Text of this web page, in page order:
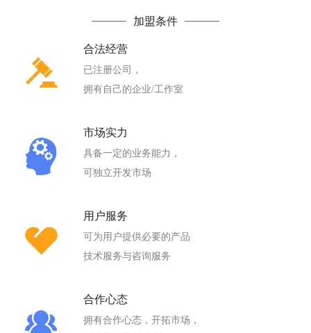
加盟条件
合法经营
已注册公司，
拥有自己的企业/工作室
市场实力
具备一定的业务能力，
可独立开发市场
用户服务
可为用户提供必要的产品
技术服务与咨询服务
合作心态
拥有合作心态，开拓市场，